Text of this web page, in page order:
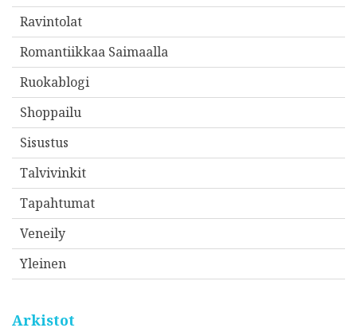
Ravintolat
Romantiikkaa Saimaalla
Ruokablogi
Shoppailu
Sisustus
Talvivinkit
Tapahtumat
Veneily
Yleinen
Arkistot